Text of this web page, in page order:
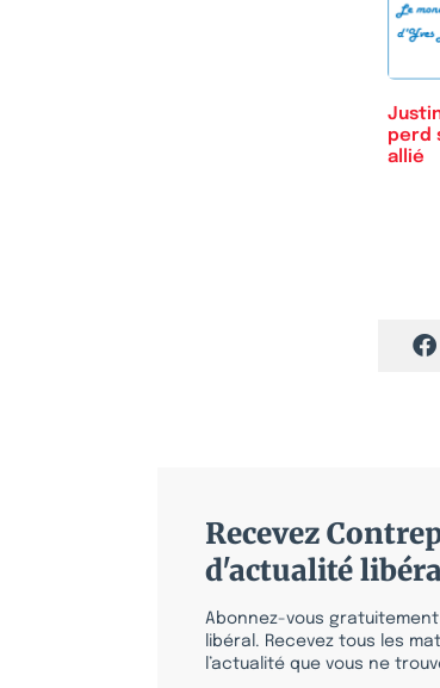
perd
allié
Recevez
d'actualité
Abonnez-vous
libéral. Recevez tous les
l’actualité que vous ne